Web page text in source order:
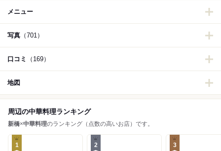
メニュー
写真 （701）
口コミ （169）
地図
周辺の中華料理ランキング
新橋×中華料理のランキング（点数の高いお店）です。
1 2 3